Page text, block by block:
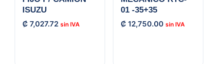
ISUZU
₡ 7,027.72
01 -35+35
₡ 12,750.00